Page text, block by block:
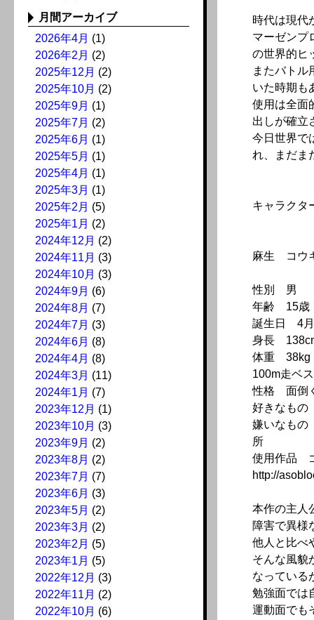
月間アーカイブ
2026年4月 (1)
2026年2月 (2)
2025年12月 (2)
2025年10月 (2)
2025年9月 (1)
2025年7月 (2)
2025年6月 (1)
2025年5月 (1)
2025年4月 (1)
2025年3月 (1)
2025年2月 (5)
2025年1月 (2)
2024年12月 (2)
2024年11月 (3)
2024年10月 (3)
2024年9月 (6)
2024年8月 (7)
2024年7月 (3)
2024年6月 (8)
2024年4月 (8)
2024年3月 (11)
2024年1月 (7)
2023年12月 (1)
2023年10月 (3)
2023年9月 (2)
2023年8月 (2)
2023年7月 (7)
2023年6月 (3)
2023年5月 (2)
2023年3月 (2)
2023年2月 (5)
2023年1月 (5)
2022年12月 (3)
2022年11月 (2)
2022年10月 (6)
時代は現代
マーゼンプ
の世界的ヒ
またバトル
いた時期も
使用は全面
出しが確立
今日世界で
れ、まだま
キャラクタ
麻生 コウ
性別 男
年齢 15歳
誕生日 4
身長
体重 38kg
100m走ベ
性格 面倒
好きなも
嫌いなも
所
使用作品
http://
本作の主人
障害で異様
他人と比べ
そんな風貌
なっている
勉強面では
運動面でも